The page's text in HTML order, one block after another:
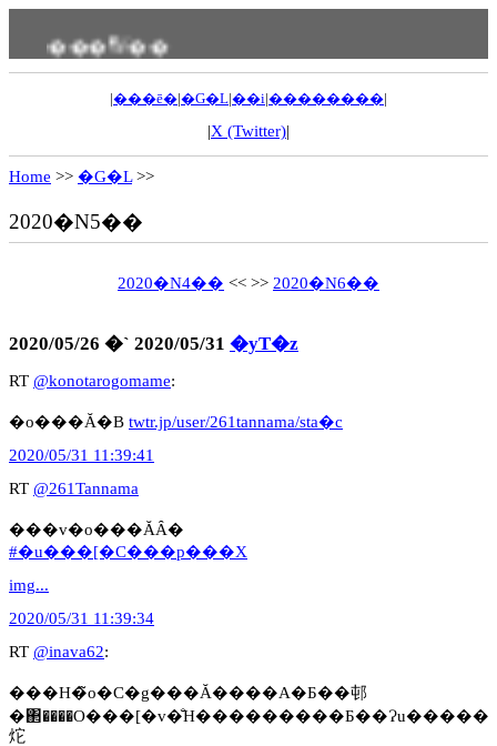
���ߗV��
|���ē�|�G�L|��i|��������|
|X (Twitter)|
Home >> �G�L>>
2020�N5��
2020�N4�� << >> 2020�N6��
2020/05/26 �` 2020/05/31 �yT�z
RT @konotarogomame:
�o���Ă�B twtr.jp/user/261tannama/sta�c
2020/05/31 11:39:41
RT @261Tannama
���v�o���ĂȂ�
#�u���[�C���p���X
img...
2020/05/31 11:39:34
RT @inava62:
���H�̃o�C�g���Ă����A�Ƃ��邨
�΂����O���[�v�̐H���������Ƃ��Ɂu�����
炨